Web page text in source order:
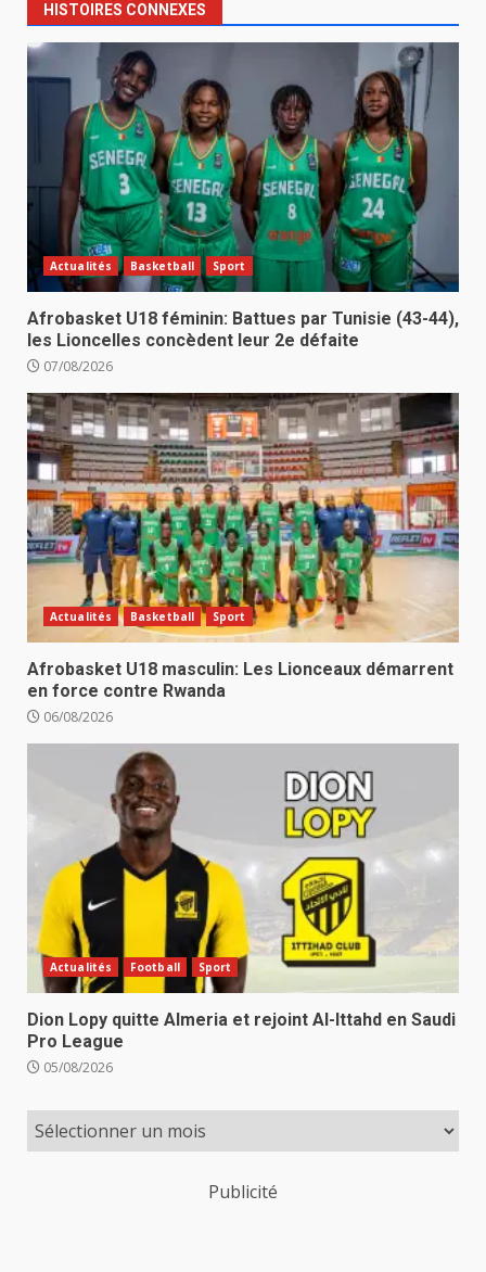
HISTOIRES CONNEXES
Actualités Basketball Sport
Afrobasket U18 féminin: Battues par Tunisie (43-44),
les Lioncelles concèdent leur 2e défaite
07/08/2026
Actualités Basketball Sport
Afrobasket U18 masculin: Les Lionceaux démarrent
en force contre Rwanda
06/08/2026
Actualités Football Sport
Dion Lopy quitte Almeria et rejoint Al-Ittahd en Saudi
Pro League
05/08/2026
Publicité